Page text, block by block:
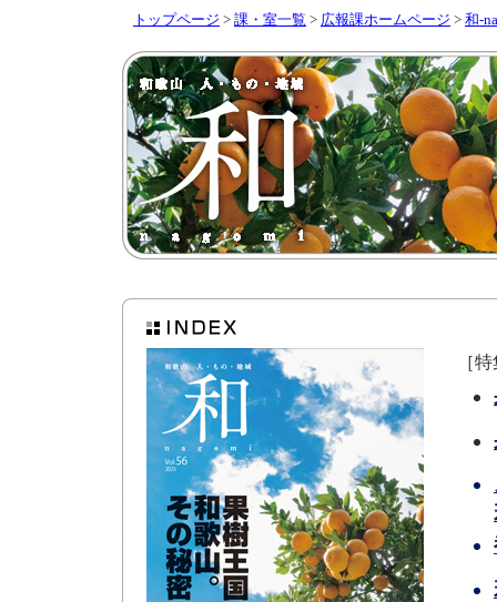
トップページ > 課・室一覧 > 広報課ホームページ > 和-
［